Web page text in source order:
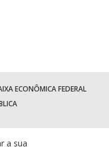
ECONÔMICA FEDERAL
a sua